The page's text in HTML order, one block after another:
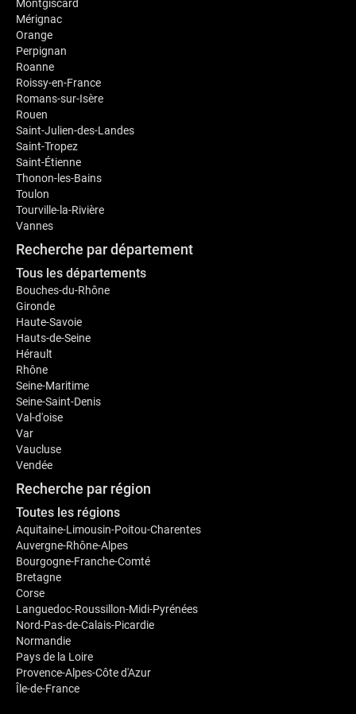
Montgiscard
Mérignac
Orange
Perpignan
Roanne
Roissy-en-France
Romans-sur-Isère
Rouen
Saint-Julien-des-Landes
Saint-Tropez
Saint-Étienne
Thonon-les-Bains
Toulon
Tourville-la-Rivière
Vannes
Recherche par département
Tous les départements
Bouches-du-Rhône
Gironde
Haute-Savoie
Hauts-de-Seine
Hérault
Rhône
Seine-Maritime
Seine-Saint-Denis
Val-d'oise
Var
Vaucluse
Vendée
Recherche par région
Toutes les régions
Aquitaine-Limousin-Poitou-Charentes
Auvergne-Rhône-Alpes
Bourgogne-Franche-Comté
Bretagne
Corse
Languedoc-Roussillon-Midi-Pyrénées
Nord-Pas-de-Calais-Picardie
Normandie
Pays de la Loire
Provence-Alpes-Côte d'Azur
Île-de-France